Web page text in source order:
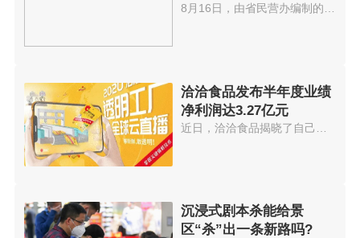
数”出炉
8月16日，由省民营办编制的2021...
洽洽食品发布半年度业绩
净利润达3.27亿元
沉浸式剧本杀能给景
区“杀”出一条新路吗?